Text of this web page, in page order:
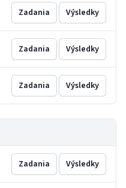
Zadania Výsledky
Zadania Výsledky
Zadania Výsledky
Zadania Výsledky